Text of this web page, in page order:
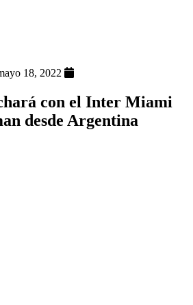
18, 2022
con el Inter Miami
desde Argentina